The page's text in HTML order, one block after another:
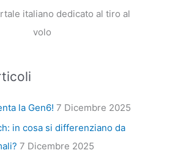
italiano dedicato al tiro al
volo
la Gen6! 7 Dicembre 2025
in cosa si differenziano da
7 Dicembre 2025